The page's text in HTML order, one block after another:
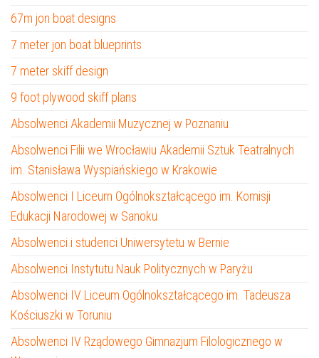
67m jon boat designs
7 meter jon boat blueprints
7 meter skiff design
9 foot plywood skiff plans
Absolwenci Akademii Muzycznej w Poznaniu
Absolwenci Filii we Wrocławiu Akademii Sztuk Teatralnych
im. Stanisława Wyspiańskiego w Krakowie
Absolwenci I Liceum Ogólnokształcącego im. Komisji
Edukacji Narodowej w Sanoku
Absolwenci i studenci Uniwersytetu w Bernie
Absolwenci Instytutu Nauk Politycznych w Paryżu
Absolwenci IV Liceum Ogólnokształcącego im. Tadeusza
Kościuszki w Toruniu
Absolwenci IV Rządowego Gimnazjum Filologicznego w